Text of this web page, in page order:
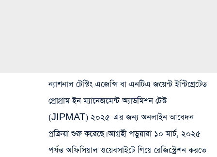
ন্যাশনাল টেস্টিং এজেন্সি বা এনটিএ জয়েন্ট ইন্টিগ্রেটেড
প্রোগ্রাম ইন ম্যানেজমেন্ট অ্যাডমিশন টেস্ট
(JIPMAT) ২০২৫-এর জন্য অনলাইন আবেদন
প্রক্রিয়া শুরু করেছে। আগ্রহী পড়ুয়ারা ১০ মার্চ, ২০২৫
পর্যন্ত অফিসিয়াল ওয়েবসাইটে গিয়ে রেজিস্ট্রেশন করতে